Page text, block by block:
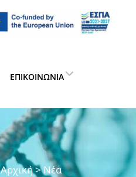
ΕΠΙΚΟΙΝΩΝΊΑ
Αρχική> Νέα